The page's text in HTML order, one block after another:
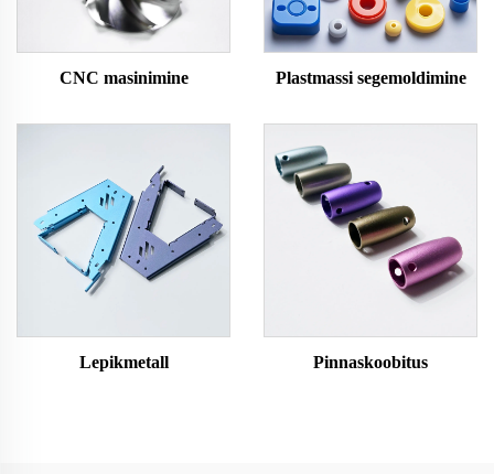
CNC masinimine Plastmassi segemoldimine
Lepikmetall Pinnaskoobitus